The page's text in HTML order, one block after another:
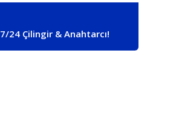
7/24 Çilingir & Anahtarcı!